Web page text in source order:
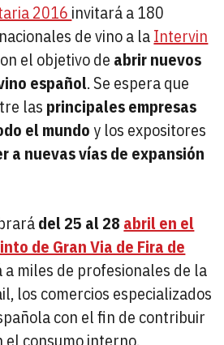
2016 invitará a 180
de vino a laIntervin
el objetivo de abrir nuevos
español. Se espera que
las principales empresas
el mundoy los expositores
a nuevas vías de expansión
del 25 al 28 abril en el
de Gran Via de Fira de
a miles de profesionales de la
los comercios especializados
con el fin de contribuir
consumo interno.